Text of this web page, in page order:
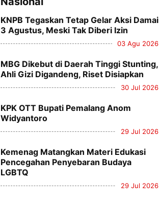
KNPB Tegaskan Tetap Gelar Aksi Damai
3 Agustus, Meski Tak Diberi Izin
03 Agu 2026
MBG Dikebut di Daerah Tinggi Stunting,
Ahli Gizi Digandeng, Riset Disiapkan
30 Jul 2026
KPK OTT Bupati Pemalang Anom
Widyantoro
29 Jul 2026
Kemenag Matangkan Materi Edukasi
Pencegahan Penyebaran Budaya
LGBTQ
29 Jul 2026